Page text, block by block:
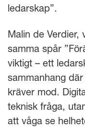
ledarskap”.
Malin de Verdier,
samma spår
viktigt – ett
sammanhang
kräver mod.
teknisk fråga,
att våga se